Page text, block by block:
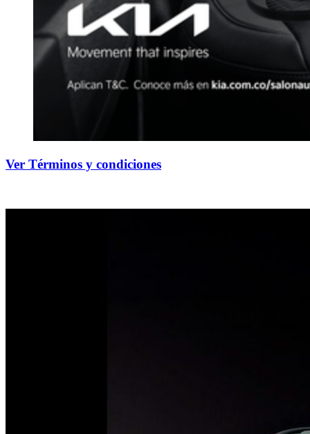
Ver Términos y condiciones